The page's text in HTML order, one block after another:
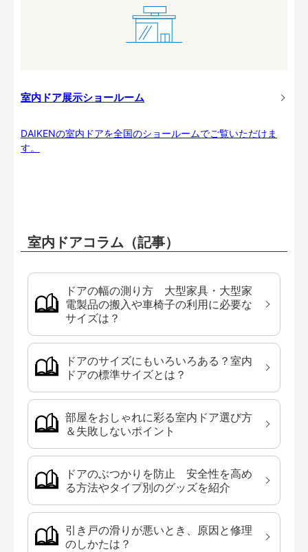
室内ドア展示ショールーム
DAIKENの室内ドアを全国のショールームでご覧いただけま
す。
室内ドアコラム（記事）
ドアの幅の測り方 大型家具・大型家
電製品の搬入や車椅子の利用に必要な
サイズは？
ドアのサイズにもいろいろある？室内
ドアの標準サイズとは？
部屋をおしゃれに彩る室内ドア選び方
＆失敗しないポイント
ドアのぶつかりを防止 安全性を高め
る方法やタイプ別のグッズを紹介
引き戸の滑りが悪いとき、原因と修理
のしかたは？